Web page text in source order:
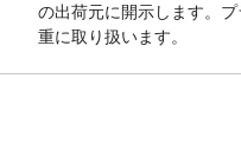
の出荷元に開示します。
重に取り扱います。